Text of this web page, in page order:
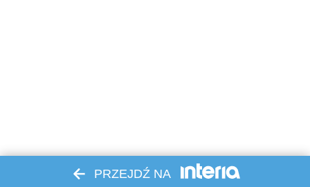
PRZEJDŹ NA